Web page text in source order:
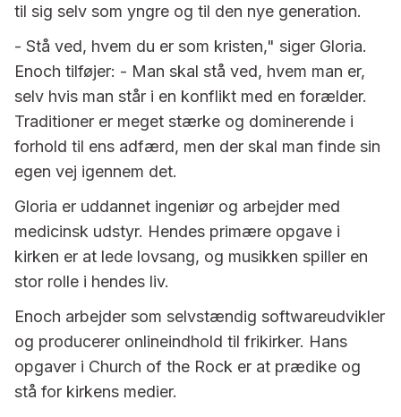
til sig selv som yngre og til den nye generation.
- Stå ved, hvem du er som kristen," siger Gloria.
Enoch tilføjer: - Man skal stå ved, hvem man er,
selv hvis man står i en konflikt med en forælder.
Traditioner er meget stærke og dominerende i
forhold til ens adfærd, men der skal man finde sin
egen vej igennem det.
Gloria er uddannet ingeniør og arbejder med
medicinsk udstyr. Hendes primære opgave i
kirken er at lede lovsang, og musikken spiller en
stor rolle i hendes liv.
Enoch arbejder som selvstændig softwareudvikler
og producerer onlineindhold til frikirker. Hans
opgaver i Church of the Rock er at prædike og
stå for kirkens medier.